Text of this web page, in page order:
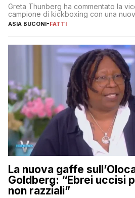
Greta Thunberg ha commentato la
campione di kickboxing con una
ASIA BUCONI-FATTI
La nuova gaffe
Goldberg: “Ebrei uccisi
non razziali”